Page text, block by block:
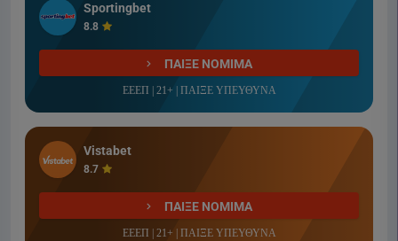
Sportingbet
8.8
ΠΑΙΞΕ ΝΟΜΙΜΑ
ΕΕΕΠ | 21+ | ΠΑΙΞΕ ΥΠΕΥΘΥΝΑ
Vistabet
8.7
ΠΑΙΞΕ ΝΟΜΙΜΑ
ΕΕΕΠ | 21+ | ΠΑΙΞΕ ΥΠΕΥΘΥΝΑ